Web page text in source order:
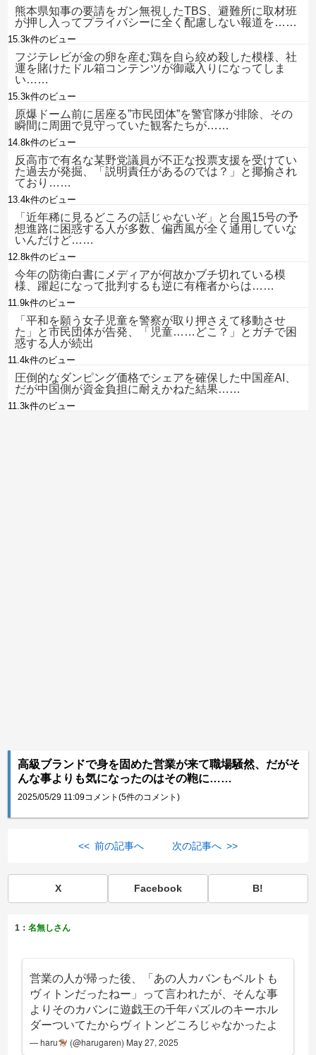
熊本県知事の要請をガン無視したTBS、避難所に取材班
が押し入ってプライバシーに全く配慮しない報道を……
15.3k件のビュー
フジテレビが金の卵を産む鶏を自ら絞め殺した模様、社
運を賭けたドル箱コンテンツが御蔵入りになってしま
い……
15.3k件のビュー
原爆ドーム前に居座る”市民団体”を警官隊が排除、その
瞬間に周囲で見守っていた観客たちが……
14.8k件のビュー
反高市で有名な某野党議員が不正な投票支援を受けてい
た過去が発掘、「説明責任があるのでは？」と揶揄され
ており……
13.4k件のビュー
「近年稀に見るどころの話じゃないぞ」と台風15号の予
想進路に困惑する人が多数、偏西風が全く通用していな
いんだけど……
12.8k件のビュー
今年の防衛白書にメディアが何故かブチ切れている模
様、躍起になって批判するも逆に有権者からは……
11.9k件のビュー
「平和を願う女子児童を警察が取り押さえて移動させ
た」と市民団体が告発、「児童……どこ？」とガチで困
惑する人が続出
11.4k件のビュー
圧倒的なダンピング価格でシェアを確保した中国産AI、
だが中国側が資金負担に耐えかねた結果……
11.3k件のビュー
高級ブランドで身を固めた営業が来て職場騒然、だがそ
んな事よりも気になったのはその鞄に……
2025/05/29 11:09コメント(5件のコメント)
<< 前の記事へ 次の記事へ >>
X Facebook B!
1：名無しさん
営業の人が帰った後、「あの人カバンもベルトも
ヴィトンだったねー」って言われたが、そんな事
よりそのカバンに遊戯王の千年パズルのキーホル
ダーついてたからヴィトンどころじゃなかったよ
— haru (@harugaren) May 27, 2025